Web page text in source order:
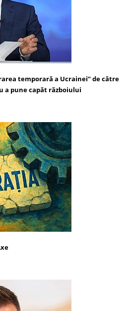
temporară a Ucrainei” de către
a pune capăt războiului